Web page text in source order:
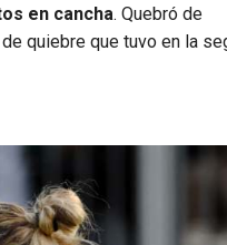
en cancha. Quebró de
quiebre que tuvo en la